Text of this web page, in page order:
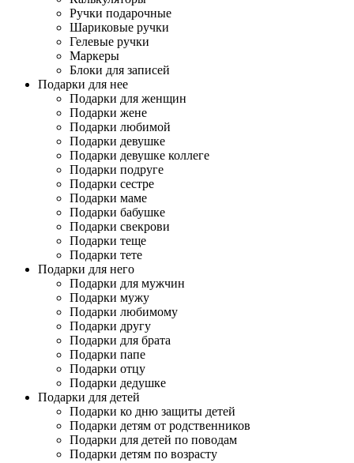
Ручки подарочные
Шариковые ручки
Гелевые ручки
Маркеры
Блоки для записей
Подарки для нее
Подарки для женщин
Подарки жене
Подарки любимой
Подарки девушке
Подарки девушке коллеге
Подарки подруге
Подарки сестре
Подарки маме
Подарки бабушке
Подарки свекрови
Подарки теще
Подарки тете
Подарки для него
Подарки для мужчин
Подарки мужу
Подарки любимому
Подарки другу
Подарки для брата
Подарки папе
Подарки отцу
Подарки дедушке
Подарки для детей
Подарки ко дню защиты детей
Подарки детям от родственников
Подарки для детей по поводам
Подарки детям по возрасту